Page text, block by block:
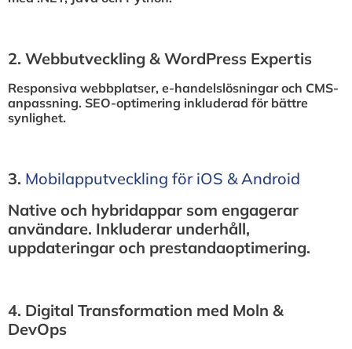
2.⁠ ⁠Webbutveckling & WordPress Expertis
Responsiva webbplatser, e-handelslösningar och CMS-
anpassning. SEO-optimering inkluderad för bättre
synlighet.
3.⁠ ⁠Mobilapputveckling för iOS & Android
Native och hybridappar som engagerar
användare. Inkluderar underhåll,
uppdateringar och prestandaoptimering.
4.⁠ ⁠Digital Transformation med Moln &
DevOps